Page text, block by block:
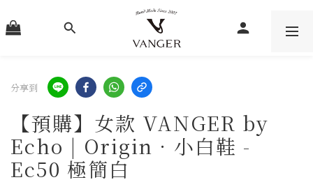
分享到
【預購】女款 VANGER by
Echo | Origin．小白鞋 -
Ec50 極簡白